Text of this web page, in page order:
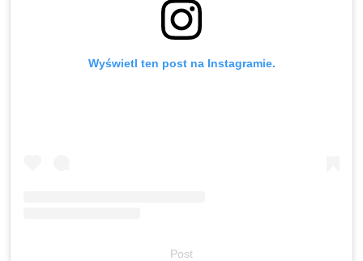
Wyświetl ten post na Instagramie.
Post